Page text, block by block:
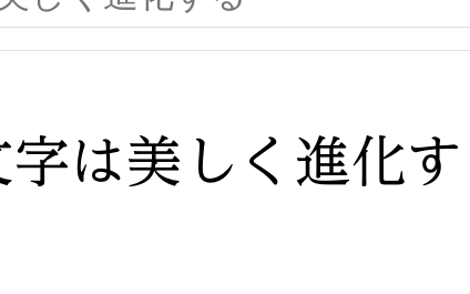
は美しく進化す